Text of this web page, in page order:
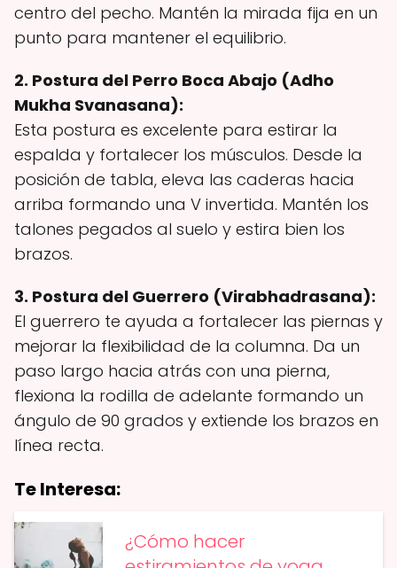
centro del pecho. Mantén la mirada fija en un
punto para mantener el equilibrio.
2. Postura del Perro Boca Abajo (Adho
Mukha Svanasana):
Esta postura es excelente para estirar la
espalda y fortalecer los músculos. Desde la
posición de tabla, eleva las caderas hacia
arriba formando una V invertida. Mantén los
talones pegados al suelo y estira bien los
brazos.
3. Postura del Guerrero (Virabhadrasana):
El guerrero te ayuda a fortalecer las piernas y
mejorar la flexibilidad de la columna. Da un
paso largo hacia atrás con una pierna,
flexiona la rodilla de adelante formando un
ángulo de 90 grados y extiende los brazos en
línea recta.
Te Interesa:
¿Cómo hacer